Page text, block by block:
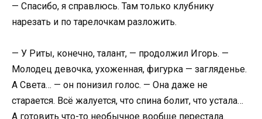
— Спасибо, я справлюсь. Там только клубнику
нарезать и по тарелочкам разложить.
— У Риты, конечно, талант, — продолжил Игорь. —
Молодец девочка, ухоженная, фигурка — загляденье.
А Света… — он понизил голос. — Она даже не
старается. Всё жалуется, что спина болит, что устала…
А готовить что-то необычное вообще перестала.